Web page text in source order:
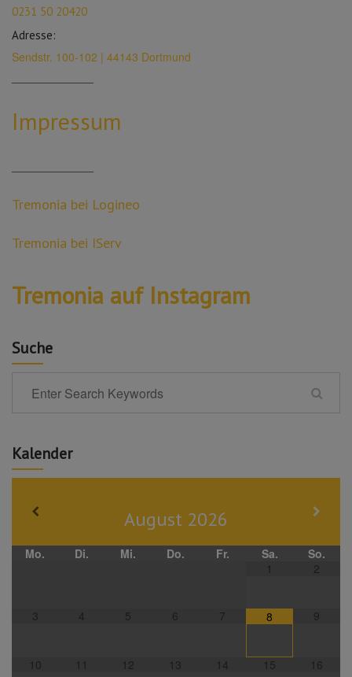
0231 50 20420
Adresse:
Sendstr. 100-102 | 44143 Dortmund
Impressum
Tremonia bei Logineo
Tremonia bei IServ
Tremonia auf Instagram
Suche
Kalender
August 2026
Mo. Di. Mi. Do. Fr. Sa.
So.
1
2
3 4 5 6 7 8 9
10 11 12 13 14 15 16